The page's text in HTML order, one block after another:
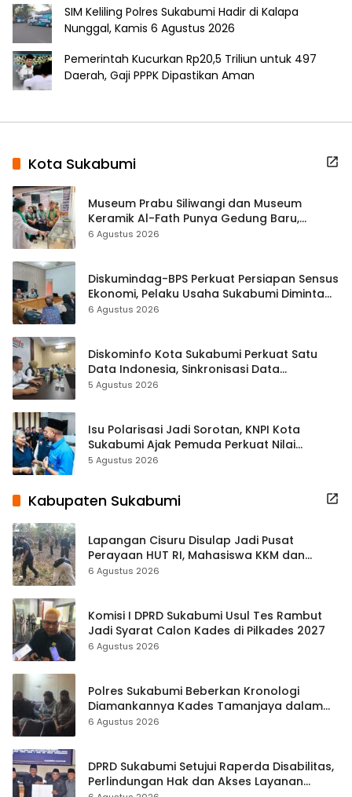
SIM Keliling Polres Sukabumi Hadir di Kalapa
Nunggal, Kamis 6 Agustus 2026
Pemerintah Kucurkan Rp20,5 Triliun untuk 497
Daerah, Gaji PPPK Dipastikan Aman
Kota Sukabumi
Museum Prabu Siliwangi dan Museum
Keramik Al-Fath Punya Gedung Baru,
Hampir 500 Koleksi Dipisahkan
6 Agustus 2026
Diskumindag-BPS Perkuat Persiapan Sensus
Ekonomi, Pelaku Usaha Sukabumi Diminta
Terbuka Beri Data
6 Agustus 2026
Diskominfo Kota Sukabumi Perkuat Satu
Data Indonesia, Sinkronisasi Data
Kewilayahan Dikebut
5 Agustus 2026
Isu Polarisasi Jadi Sorotan, KNPI Kota
Sukabumi Ajak Pemuda Perkuat Nilai
Kebangsaan
5 Agustus 2026
Kabupaten Sukabumi
Lapangan Cisuru Disulap Jadi Pusat
Perayaan HUT RI, Mahasiswa KKM dan
Warga Satukan Tenaga
6 Agustus 2026
Komisi I DPRD Sukabumi Usul Tes Rambut
Jadi Syarat Calon Kades di Pilkades 2027
6 Agustus 2026
Polres Sukabumi Beberkan Kronologi
Diamankannya Kades Tamanjaya dalam
Kasus Sabu
6 Agustus 2026
DPRD Sukabumi Setujui Raperda Disabilitas,
Perlindungan Hak dan Akses Layanan